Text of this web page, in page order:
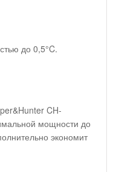
до 0,5°C.
CH-
мощности до
экономит